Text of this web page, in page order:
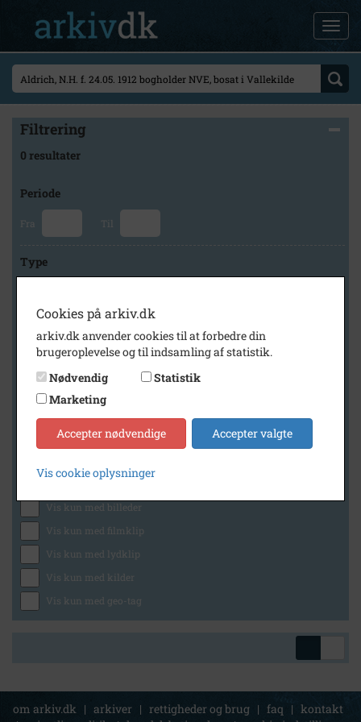
Filtrering
0 resultater
Periode
Fra Til
Type
Arkiv
Svinninge Lokalhistoriske Arkiv
Generelt
Vis kun med billeder
Vis kun med filmklip
Vis kun med lydklip
Vis kun med kilder
Vis kun med geo-tag
om arkiv.dk | arkiver | rettigheder og brug | faq | kontakt
Cookies på arkiv.dk
arkiv.dk anvender cookies til at forbedre din
brugeroplevelse og til indsamling af statistik.
Nødvendig
Statistik
Marketing
Accepter nødvendige Accepter valgte
Vis cookie oplysninger